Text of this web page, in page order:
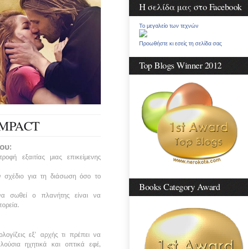
εξαιτίας μιας επικείμενης
σχέδιο για τη διάσωση όσο το
σωθεί ο πλανήτης είναι να
εξ’ αρχής τι πρέπει να
ηχητικά και οπτικά εφέ,
Η σελίδα μας στο Facebook
Το μεγαλείο των τεχνών
Προωθήστε κι εσείς τη σελίδα σας
Top Blogs Winner 2012
Books Category Award